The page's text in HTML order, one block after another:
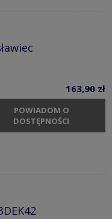
163,90 zł
POWIADOM O
DOSTĘPNOŚCI